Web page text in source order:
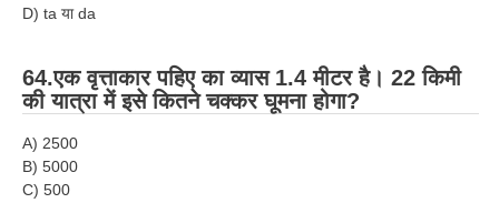
D) ta या da
64.एक वृत्ताकार पहिए का व्यास 1.4 मीटर है। 22 किमी
की यात्रा में इसे कितने चक्कर घूमना होगा?
A) 2500
B) 5000
C) 500